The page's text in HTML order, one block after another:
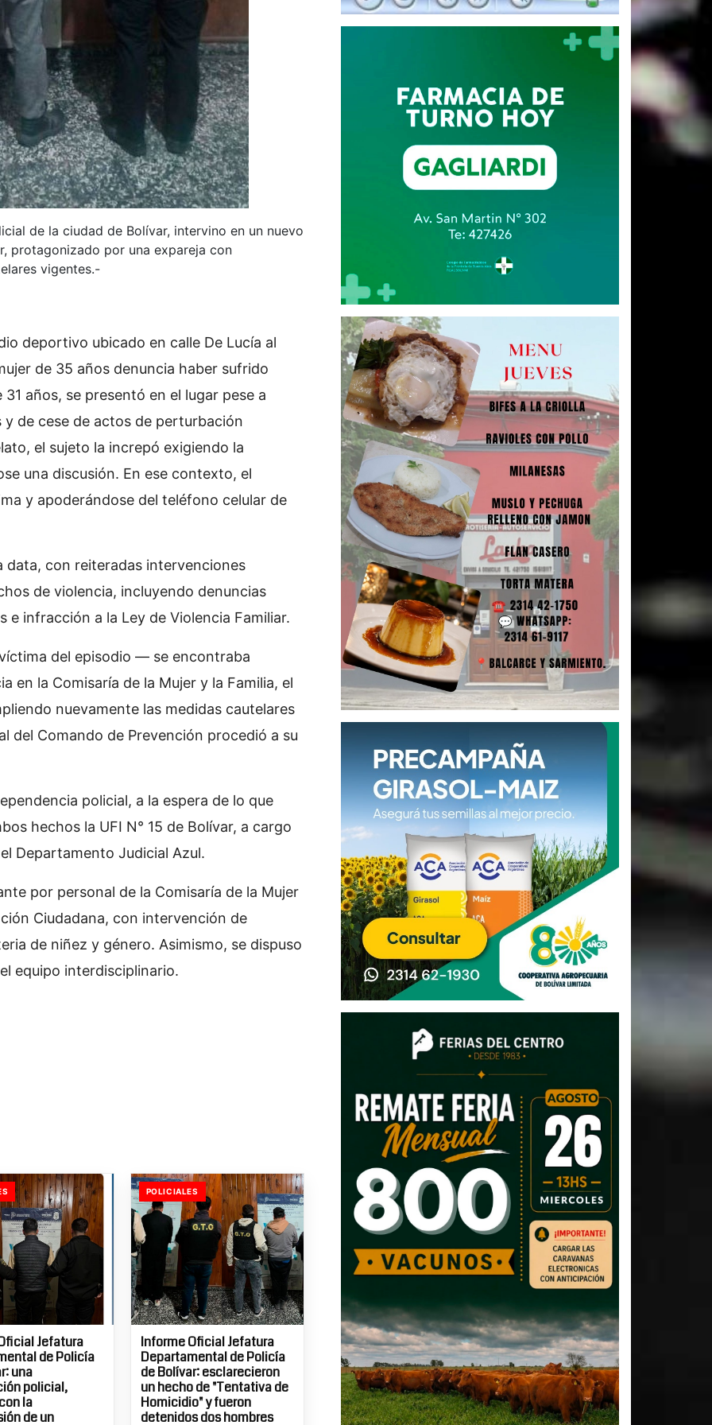
de la ciudad de Bolívar, intervino en un nuevo
protagonizado por una expareja con
vigentes.-
deportivo ubicado en calle De Lucía al
de 35 años denuncia haber sufrido
años, se presentó en el lugar pese a
de cese de actos de perturbación
el sujeto la increpó exigiendo la
una discusión. En ese contexto, el
y apoderándose del teléfono celular de
data, con reiteradas intervenciones
de violencia, incluyendo denuncias
e infracción a la Ley de Violencia Familiar.
del episodio — se encontraba
en la Comisaría de la Mujer y la Familia, el
nuevamente las medidas cautelares
del Comando de Prevención procedió a su
policial, a la espera de lo que
hechos la UFI N° 15 de Bolívar, a cargo
Departamento Judicial Azul.
por personal de la Comisaría de la Mujer
Ciudadana, con intervención de
de niñez y género. Asimismo, se dispuso
equipo interdisciplinario.
Jefatura
de Policía
una
policial,
la
de un
POLICIALES
Informe Oficial Jefatura
Departamental de Policía
de Bolívar: esclarecieron
un hecho de "Tentativa de
Homicidio" y fueron
detenidos dos hombres